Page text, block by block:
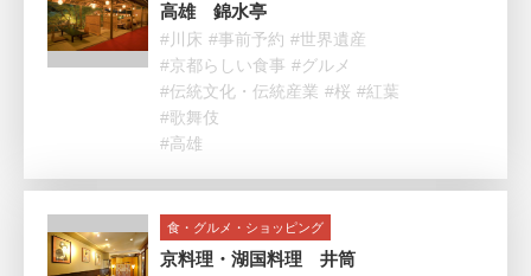
高雄 錦水亭
#川床 #事前予約 #世界遺産
#京都らしい食事 #グルメ
#伝統文化・伝統産業 #桜 #紅葉
#歌舞伎
#高雄
食・グルメ・ショッピング
京料理・湖国料理 井筒